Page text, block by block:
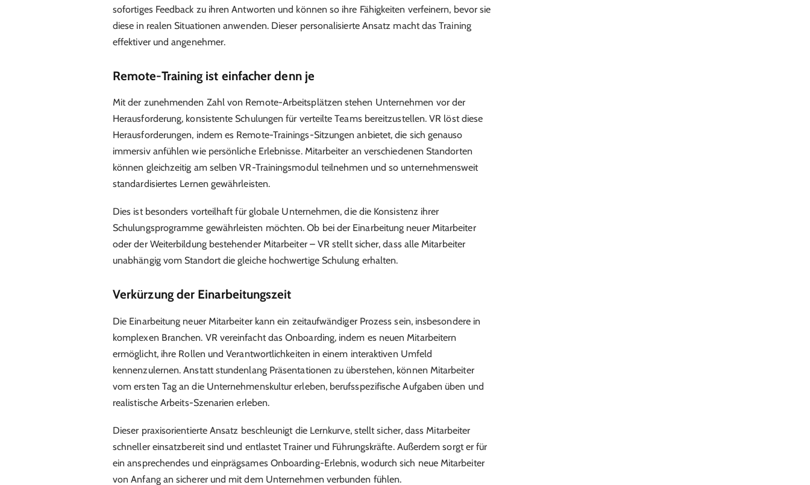
sofortiges Feedback zu ihren Antworten und können so ihre Fähigkeiten verfeinern, bevor sie
diese in realen Situationen anwenden. Dieser personalisierte Ansatz macht das Training
effektiver und angenehmer.
Remote-Training ist einfacher denn je
Mit der zunehmenden Zahl von Remote-Arbeitsplätzen stehen Unternehmen vor der
Herausforderung, konsistente Schulungen für verteilte Teams bereitzustellen. VR löst diese
Herausforderungen, indem es Remote-Trainings-Sitzungen anbietet, die sich genauso
immersiv anfühlen wie persönliche Erlebnisse. Mitarbeiter an verschiedenen Standorten
können gleichzeitig am selben VR-Trainingsmodul teilnehmen und so unternehmensweit
standardisiertes Lernen gewährleisten.
Dies ist besonders vorteilhaft für globale Unternehmen, die die Konsistenz ihrer
Schulungsprogramme gewährleisten möchten. Ob bei der Einarbeitung neuer Mitarbeiter
oder der Weiterbildung bestehender Mitarbeiter – VR stellt sicher, dass alle Mitarbeiter
unabhängig vom Standort die gleiche hochwertige Schulung erhalten.
Verkürzung der Einarbeitungszeit
Die Einarbeitung neuer Mitarbeiter kann ein zeitaufwändiger Prozess sein, insbesondere in
komplexen Branchen. VR vereinfacht das Onboarding, indem es neuen Mitarbeitern
ermöglicht, ihre Rollen und Verantwortlichkeiten in einem interaktiven Umfeld
kennenzulernen. Anstatt stundenlang Präsentationen zu überstehen, können Mitarbeiter
vom ersten Tag an die Unternehmenskultur erleben, berufsspezifische Aufgaben üben und
realistische Arbeits-Szenarien erleben.
Dieser praxisorientierte Ansatz beschleunigt die Lernkurve, stellt sicher, dass Mitarbeiter
schneller einsatzbereit sind und entlastet Trainer und Führungskräfte. Außerdem sorgt er für
ein ansprechendes und einprägsames Onboarding-Erlebnis, wodurch sich neue Mitarbeiter
von Anfang an sicherer und mit dem Unternehmen verbunden fühlen.